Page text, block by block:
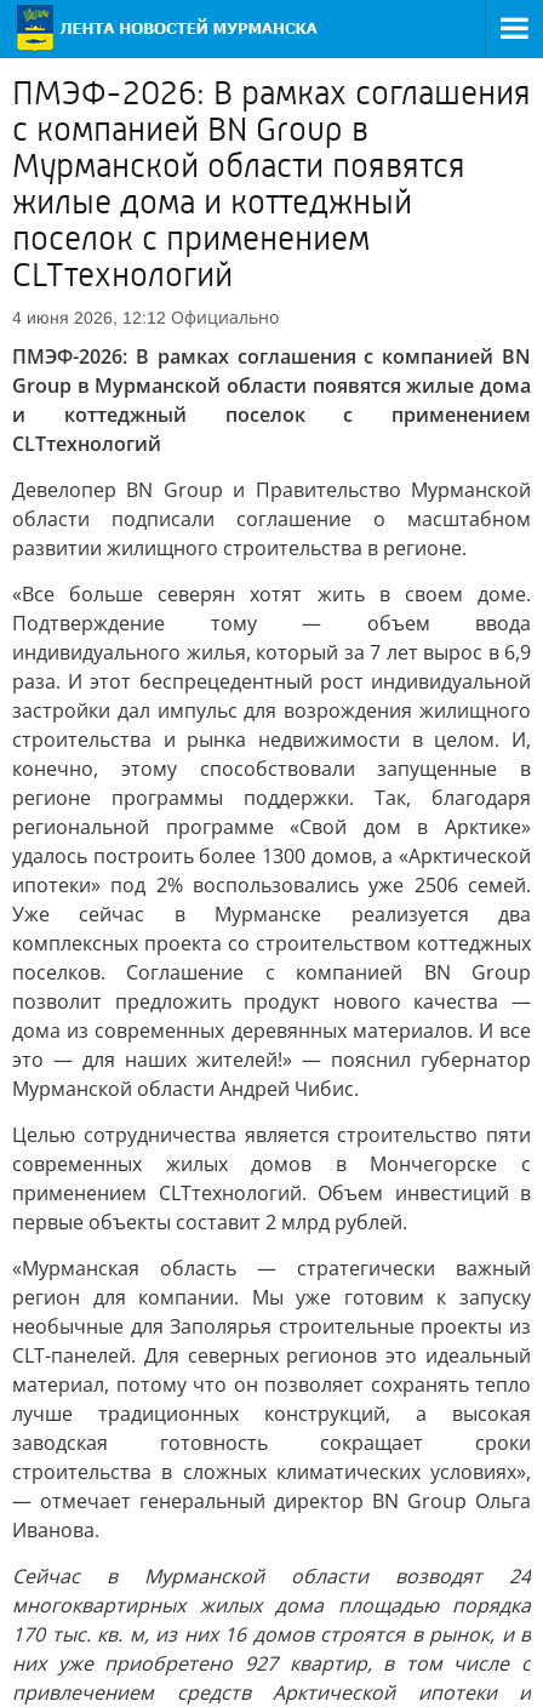
ПМЭФ-2026: В рамках соглашения
с компанией BN Group в
Мурманской области появятся
жилые дома и коттеджный
поселок с применением
CLTтехнологий
4 июня 2026, 12:12 Официально
ПМЭФ-2026: В рамках соглашения с компанией BN
Group в Мурманской области появятся жилые дома
и коттеджный поселок с применением
CLTтехнологий
Девелопер BN Group и Правительство Мурманской
области подписали соглашение о масштабном
развитии жилищного строительства в регионе.
«Все больше северян хотят жить в своем доме.
Подтверждение тому — объем ввода
индивидуального жилья, который за 7 лет вырос в 6,9
раза. И этот беспрецедентный рост индивидуальной
застройки дал импульс для возрождения жилищного
строительства и рынка недвижимости в целом. И,
конечно, этому способствовали запущенные в
регионе программы поддержки. Так, благодаря
региональной программе «Свой дом в Арктике»
удалось построить более 1300 домов, а «Арктической
ипотеки» под 2% воспользовались уже 2506 семей.
Уже сейчас в Мурманске реализуется два
комплексных проекта со строительством коттеджных
поселков. Соглашение с компанией BN Group
позволит предложить продукт нового качества —
дома из современных деревянных материалов. И все
это — для наших жителей!» — пояснил губернатор
Мурманской области Андрей Чибис.
Целью сотрудничества является строительство пяти
современных жилых домов в Мончегорске с
применением CLTтехнологий. Объем инвестиций в
первые объекты составит 2 млрд рублей.
«Мурманская область — стратегически важный
регион для компании. Мы уже готовим к запуску
необычные для Заполярья строительные проекты из
CLT-панелей. Для северных регионов это идеальный
материал, потому что он позволяет сохранять тепло
лучше традиционных конструкций, а высокая
заводская готовность сокращает сроки
строительства в сложных климатических условиях»,
— отмечает генеральный директор BN Group Ольга
Иванова.
Сейчас в Мурманской области возводят 24
многоквартирных жилых дома площадью порядка
170 тыс. кв. м, из них 16 домов строятся в рынок, и в
них уже приобретено 927 квартир, в том числе с
привлечением средств Арктической ипотеки и